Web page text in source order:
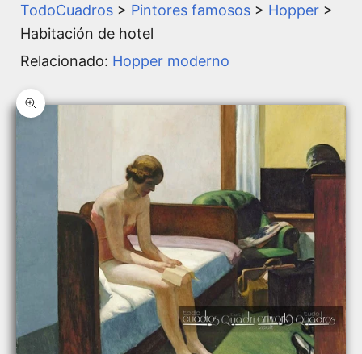
TodoCuadros > Pintores famosos > Hopper >
Habitación de hotel
Relacionado: Hopper moderno
Zoom